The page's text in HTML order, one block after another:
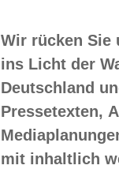
Wir rücken Sie
ins Licht der
Deutschland
Pressetexten,
mit inhaltlich
wollen Sie